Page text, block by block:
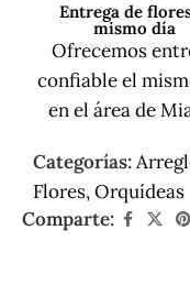
Entrega de
mismo día
Ofrecemos
confiable el
en el área de
Categorías:
Flores,Orquídeas
Comparte: